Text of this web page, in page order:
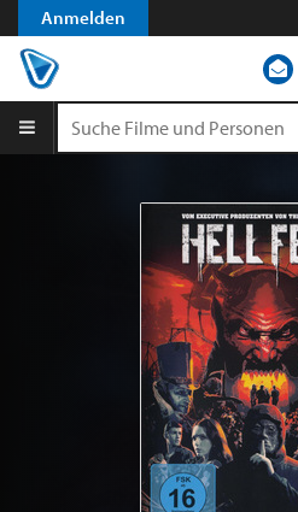
Anmelden